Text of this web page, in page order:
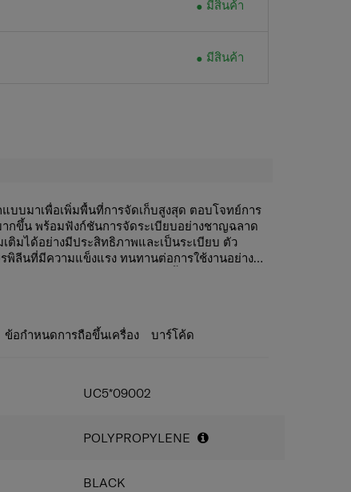
มีสินค้า
มีสินค้า
บบมาเพื่อเพิ่มพื้นที่การจัดเก็บสูงสุด ตอบโจทย์การ
กขึ้น พร้อมฟังก์ชันการจัดระเบียบอย่างชาญฉลาด
ติมได้อย่างมีประสิทธิภาพและเป็นระเบียบ ตัว
พิลีนที่มีความแข็งแรง ทนทานต่อการใช้งานอย่าง
ดีไซน์เรียบหรู ทันสมัย โดยผสานพื้นผิวแบบเท็กซ์
นวาวอย่างลงตัว สะท้อนถึงความสมดุลระหว่าง
ระทบต่อสิ่งแวดล้อม พร้อมทั้งเปลี่ยนขยะพลาสติก
บุ ซิปเทป และฟันซิป ซึ่งผลิตจากพลาสติก PET
ค (post-consumer recycled PET) ในสัดส่วนอย่าง
ลือกภายนอกผลิตจากโพลีโพรพิลีนรีไซเคิลหลังการ
น้อย 50% โดยน้ำหนัก
ากเจ้าหน้าที่สนามบินโดยไม่ทำให้ตัวล็อกเสียหาย
มภาระภายใน ช่วยให้การจัดเก็บเป็นระเบียบและ
ข้อกำหนดการถือขึ้นเครื่อง บาร์โค้ด
UC5*09002
POLYPROPYLENE
BLACK